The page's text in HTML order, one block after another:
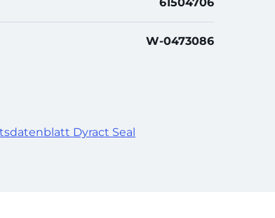
W-0473086
Dyract Seal